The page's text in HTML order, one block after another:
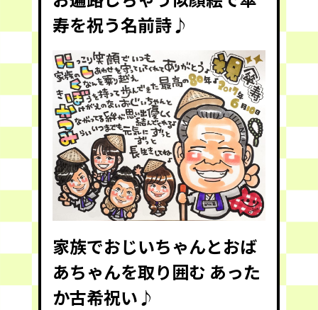
寿を祝う名前詩♪
家族でおじいちゃんとおば
あちゃんを取り囲む あった
か古希祝い♪